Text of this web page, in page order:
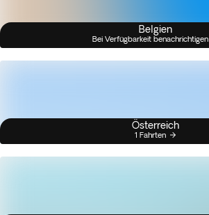
Belgien
Bei Verfügbarkeit benachrichtigen
Österreich
1 Fahrten